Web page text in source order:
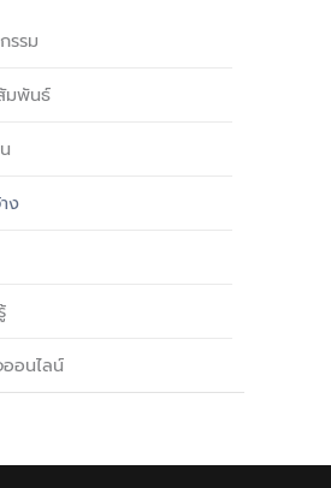
รรม
มพันธ์
ง
อนไลน์